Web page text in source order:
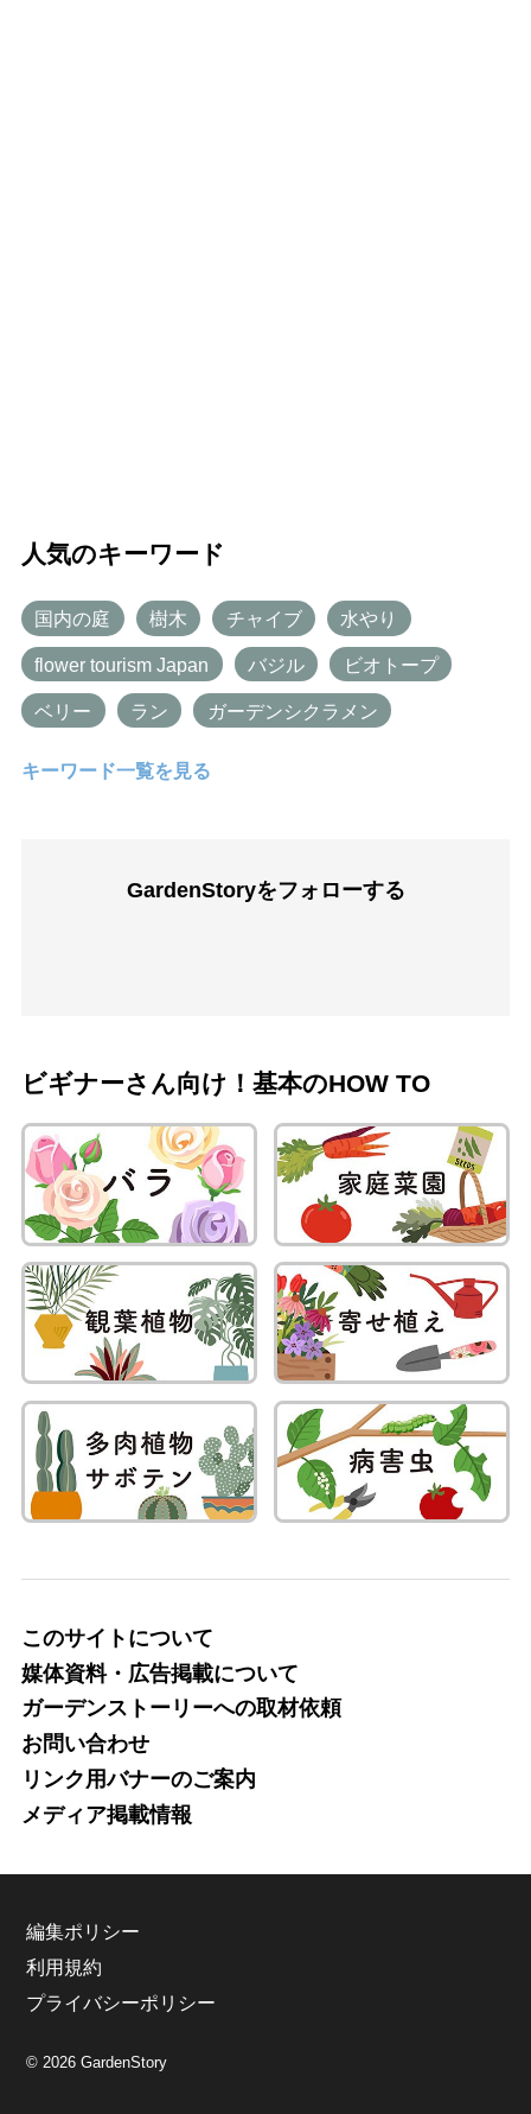
人気のキーワード
国内の庭 樹木 チャイブ 水やり
flower tourism Japan バジル ビオトープ
ベリー ラン ガーデンシクラメン
キーワード一覧を見る
GardenStoryをフォローする
ビギナーさん向け！基本のHOW TO
このサイトについて
媒体資料・広告掲載について
ガーデンストーリーへの取材依頼
お問い合わせ
リンク用バナーのご案内
メディア掲載情報
編集ポリシー
利用規約
プライバシーポリシー
© 2026 GardenStory